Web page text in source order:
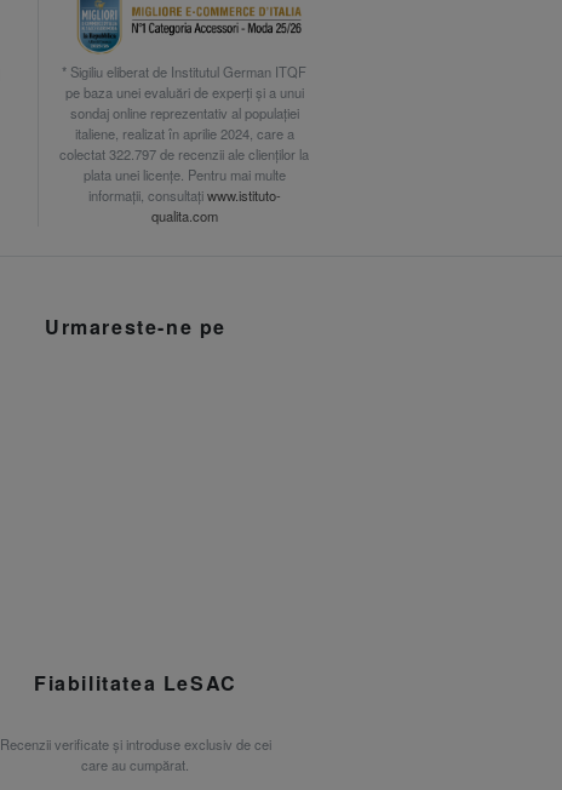
* Sigiliu eliberat de Institutul German ITQF
pe baza unei evaluări de experți și a unui
sondaj online reprezentativ al populației
italiene, realizat în aprilie 2024, care a
colectat 322.797 de recenzii ale clienților la
plata unei licențe. Pentru mai multe
informații, consultațiwww.istituto-
qualita.com
Urmareste-ne pe
Fiabilitatea LeSAC
Recenzii verificate și introduse exclusiv de cei
care au cumpărat.